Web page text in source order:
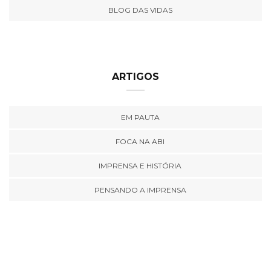
BLOG DAS VIDAS
ARTIGOS
EM PAUTA
FOCA NA ABI
IMPRENSA E HISTÓRIA
PENSANDO A IMPRENSA